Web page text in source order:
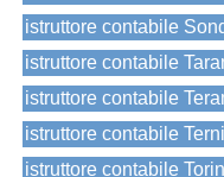
istruttore contabile
istruttore contabile
istruttore contabile
istruttore contabile Terni
istruttore contabile